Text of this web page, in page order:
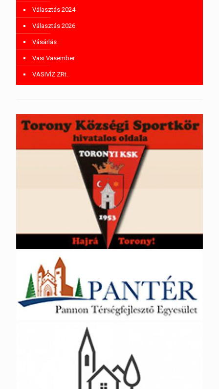
Választás 2024
Választás 2026
Vásárlás
Vasi Vasember
VASIVÍZ ZRt.